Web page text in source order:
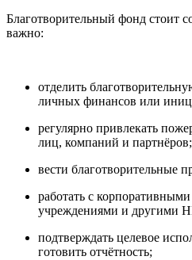
Благотворительный фонд стоит
важно:
отделить
личных финансов или
регулярно привлекать
лиц, компаний и партнёров;
вести благотворительные
работать с
учреждениями и другими
подтверждать целевое
готовить отчётность;